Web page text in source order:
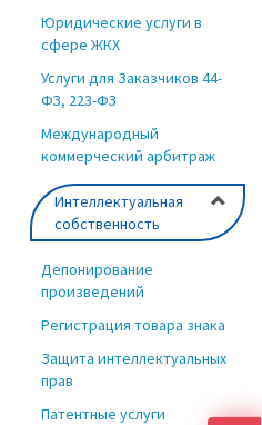
Юридические услуги в
сфере ЖКХ
Услуги для Заказчиков 44-
ФЗ, 223-ФЗ
Международный
коммерческий арбитраж
Интеллектуальная
собственность
Депонирование
произведений
Регистрация товара знака
Защита интеллектуальных
прав
Патентные услуги